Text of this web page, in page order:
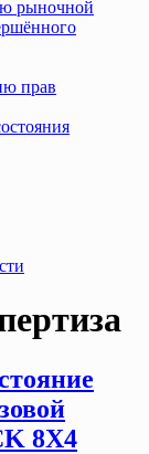
рыночной
прав
8X4